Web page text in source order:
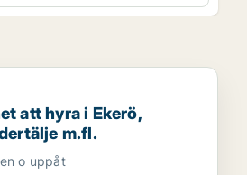
att hyra i Ekerö, Botkyrka eller
att hyra i Ekerö,
m.fl.
o uppåt